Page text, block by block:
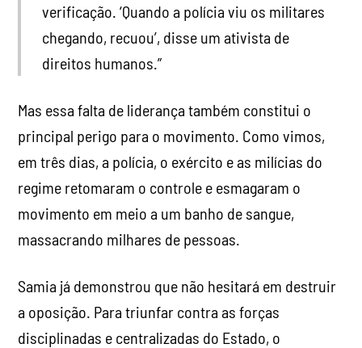
verificação. ‘Quando a polícia viu os militares
chegando, recuou’, disse um ativista de
direitos humanos.”
Mas essa falta de liderança também constitui o
principal perigo para o movimento. Como vimos,
em três dias, a polícia, o exército e as milícias do
regime retomaram o controle e esmagaram o
movimento em meio a um banho de sangue,
massacrando milhares de pessoas.
Samia já demonstrou que não hesitará em destruir
a oposição. Para triunfar contra as forças
disciplinadas e centralizadas do Estado, o